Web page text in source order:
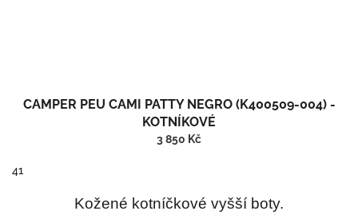
CAMPER PEU CAMI PATTY NEGRO (K400509-004) -
KOTNÍKOVÉ
3 850 Kč
41
Kožené kotníčkové vyšší boty.